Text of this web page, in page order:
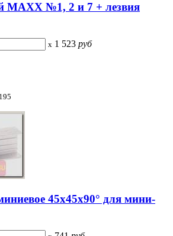
MAXX №1, 2 и 7 + лезвия
x 1 523 руб
45х45х90° для мини-